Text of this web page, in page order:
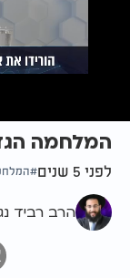
המלחמה
לפני 5 שנים
הרב רביד